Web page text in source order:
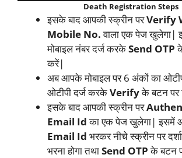
Death Registration Steps
इसके बाद आपकी स्क्रीन परVerify
Mobile No.वाला एक पेज खुलेगा|
मोबाइल नंबर दर्ज करकेSend OTP
करें|
अब आपके मोबाइल पर 6 अंकों का
ओटीपी दर्ज करकेVerifyके बटन
इसके बाद आपकी स्क्रीन पर
Email Idका एक पेज खुलेगा| इसमें
Email Id भरकर नीचे स्क्रीन पर
भरना होगा तथाSend OTPके बटन